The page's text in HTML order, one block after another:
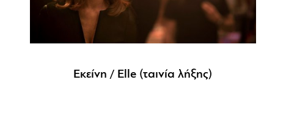
Εκείνη / Elle (ταινία λήξης)